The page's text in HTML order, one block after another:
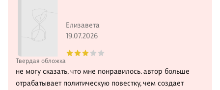
Твердая обложка
Елизавета
19.07.2026
не могу сказать, что мне понравилось. автор больше
отрабатывает политическую повестку, чем создает